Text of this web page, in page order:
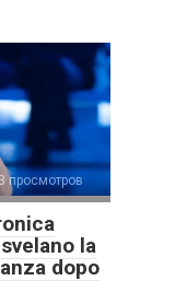
просмотров
la
dopo